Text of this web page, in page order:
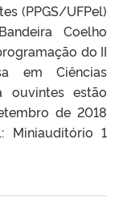
(PPGS/UFPel)
Coelho
do II
em Ciências
ouvintes estão
de 2018
Miniauditório 1